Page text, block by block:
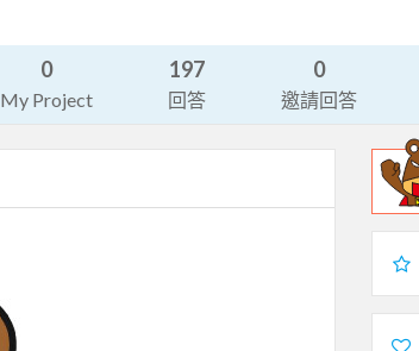
0
My Project
197
回答
0
邀請回答